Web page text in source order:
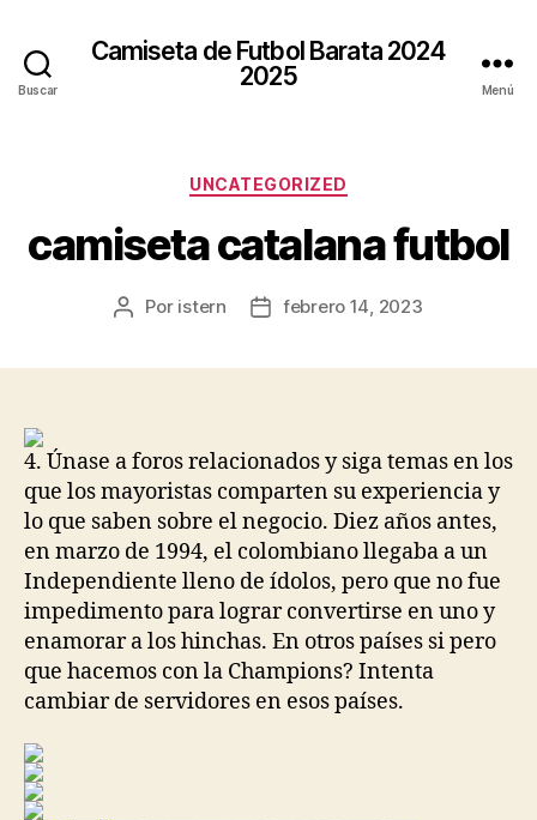
Buscar
Camiseta de Futbol Barata 2024
2025
Menú
Categorías
UNCATEGORIZED
camiseta catalana futbol
Autor
Por istern
Fechafebrero 14, 2023
4. Únase a foros relacionados y siga temas en los
que los mayoristas comparten su experiencia y
lo que saben sobre el negocio. Diez años antes,
en marzo de 1994, el colombiano llegaba a un
Independiente lleno de ídolos, pero que no fue
impedimento para lograr convertirse en uno y
enamorar a los hinchas. En otros países si pero
que hacemos con la Champions? Intenta
cambiar de servidores en esos países.